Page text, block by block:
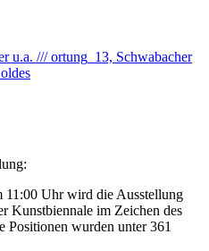
11:00 Uhr wird die Ausstellung
Kunstbiennale im Zeichen des
Positionen wurden unter 361